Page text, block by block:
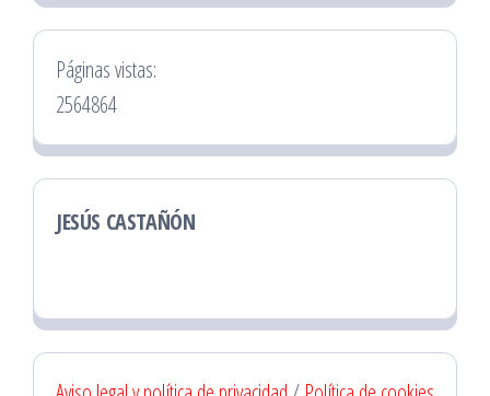
Páginas vistas:
2564864
JESÚS CASTAÑÓN